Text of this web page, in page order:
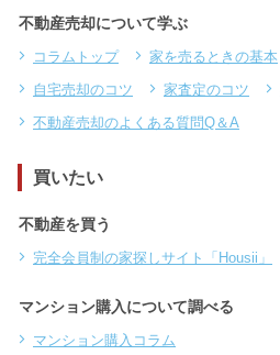
不動産売却について学ぶ
コラムトップ 家を売るときの基本
自宅売却のコツ
家査定のコツ
不動産売却のよくある質問Q＆A
買いたい
不動産を買う
完全会員制の家探しサイト「Housii」
マンション購入について調べる
マンション購入コラム